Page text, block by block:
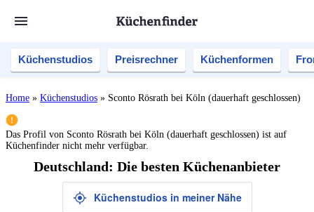
Küchenstudios Preisrechner Küchenformen
Home » Küchenstudios » Sconto Rösrath bei Köln (dauerhaft geschlossen)
Das Profil von Sconto Rösrath bei Köln (dauerhaft geschlossen) ist auf
Küchenfinder nicht mehr verfügbar.
Deutschland: Die besten Küchenanbieter
Küchenstudios in meiner Nähe